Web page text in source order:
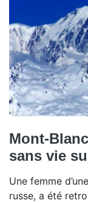
Mont-
sans vie
Une femme
russe, a été